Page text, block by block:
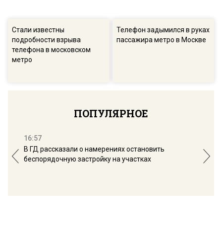
Стали известны
подробности взрыва
телефона в московском
метро
Телефон задымился в руках
пассажира метро в Москве
ПОПУЛЯРНОЕ
16:57
В ГД рассказали о намерениях остановить
беспорядочную застройку на участках